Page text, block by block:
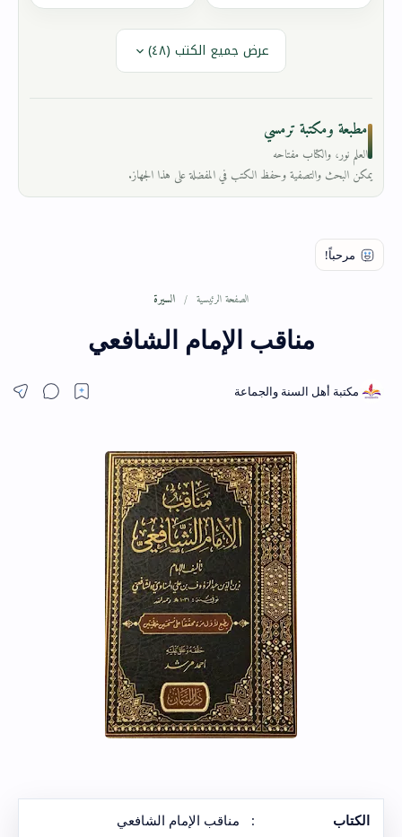
عرض جميع الكتب (٤٨)
مطبعة ومكتبة ترمسي
العلم نور، والكتاب مفتاحه
يمكن البحث والتصفية وحفظ الكتب في المفضلة على هذا الجهاز.
الصفحة الرئيسية السيرة
مناقب الإمام الشافعي
الكتاب : مناقب الإمام الشافعي